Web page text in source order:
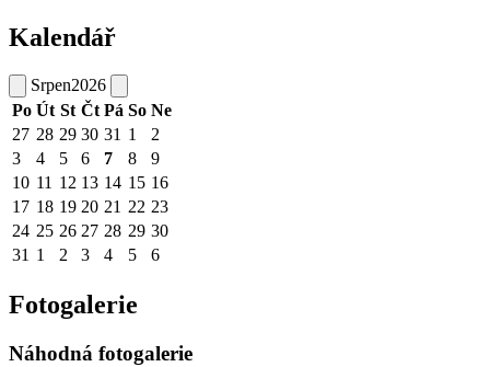
Kalendář
Srpen2026
Po Út St Čt Pá So Ne
27 28 29 30 31 1
2
3
4 5 6 7 8
9
10 11 12 13 14 15 16
17 18 19 20 21 22 23
24 25 26 27 28 29 30
31 1 2 3 4 5 6
Fotogalerie
Náhodná fotogalerie